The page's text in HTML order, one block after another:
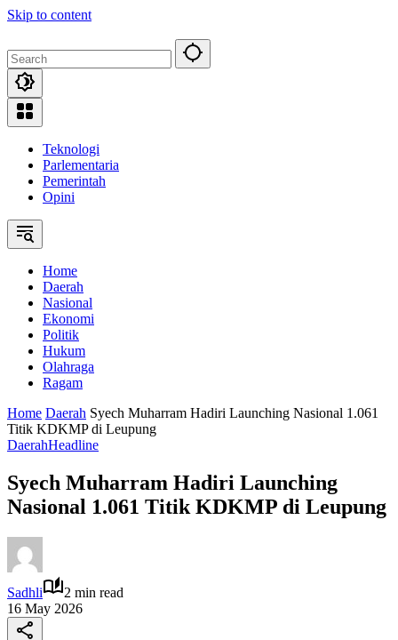
Skip to content
Teknologi
Parlementaria
Pemerintah
Opini
Home
Daerah
Nasional
Ekonomi
Politik
Hukum
Olahraga
Ragam
Home Daerah Syech Muharram Hadiri Launching Nasional 1.061
Titik KDKMP di Leupung
DaerahHeadline
Syech Muharram Hadiri Launching
Nasional 1.061 Titik KDKMP di Leupung
Sadhli
2 min read
16 May 2026